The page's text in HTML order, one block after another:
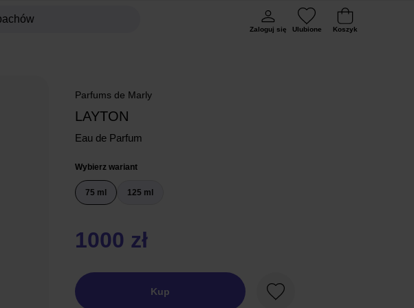
Zaloguj się Ulubione Koszyk
Parfums de Marly
LAYTON
Eau de Parfum
Wybierz wariant
75 ml 125 ml
1000 zł
Kup
Ulubione